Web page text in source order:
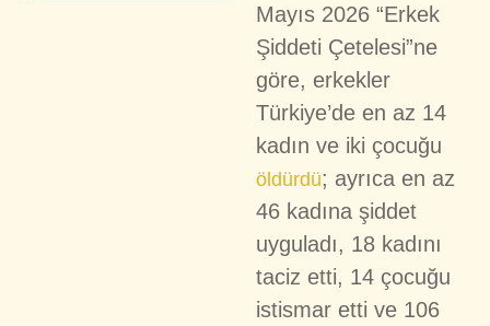
Mayıs 2026 “Erkek
Şiddeti Çetelesi”ne
göre, erkekler
Türkiye’de en az 14
kadın ve iki çocuğu
öldürdü; ayrıca en az
46 kadına şiddet
uyguladı, 18 kadını
taciz etti, 14 çocuğu
istismar etti ve 106